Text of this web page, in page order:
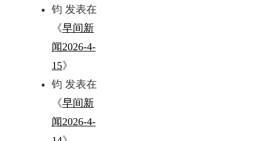
钧 发表在
《早间新
闻2026-4-
15》
钧 发表在
《早间新
闻2026-4-